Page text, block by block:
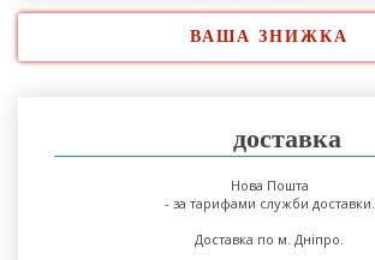
ВАША ЗНИЖКА
доставка
Нова Пошта
- за тарифами служби доставки.
Доставка по м. Дніпро.